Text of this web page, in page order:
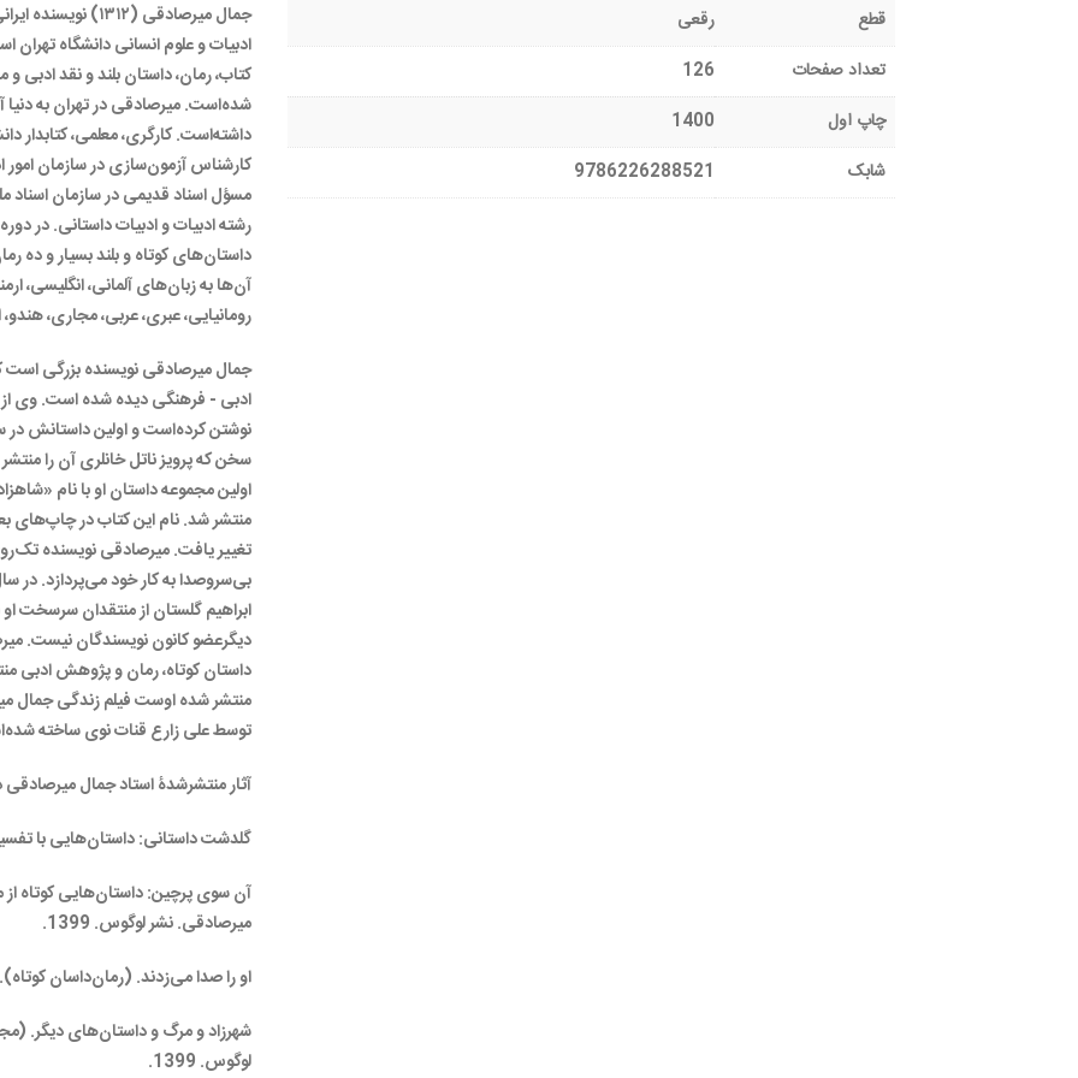
قطع
رقعی
تعداد صفحات
126
چاپ اول
1400
شابک
9786226288521
جمال میرصادقی
کتاب، رمان، داستان بلند و نقد ادبی و
شده‌است. میرصادقی در تهران به دنیا
داشته‌است. کارگری، معلمی، کتابدار
کارشناس آزمون‌سازی در سازمان امور
مسؤل اسناد قدیمی در سازمان اسناد
رشته ادبیات و ادبیات داستانی. در
داستان‌های کوتاه و بلند بسیار و ده
آن‌ها به زبان‌های آلمانی، انگلیسی،
رومانیایی، عبری، عربی، مجاری،
جمال میرصادقی نویسنده بزرگی
ادبی - فرهنگی دیده شده است. وی
سخن که پرویز ناتل خانلری آن را
منتشر شد. نام این کتاب در
تغییر یافت. میرصادقی نویسنده
بی‌سروصدا به کار خود می‌پردازد. در
ابراهیم گلستان از منتقدان سرسخت
داستان کوتاه، رمان و پژوهش ادبی
منتشر شده اوست فیلم زندگی جمال
توسط علی زارع قنات نوی ساخته
آثار منتشرشدۀ استاد جمال
گلدشت داستانی: داستان‌هایی با تفسیر.
آن سوی پرچین: داستان‌هایی کوتاه
میرصادقی. نشر لوگوس. 1399.
او را صدا می‌زدند. (رمان‌داسان کوتاه).
شهرزاد و مرگ و داستان‌های دیگر.
لوگوس. 1399.